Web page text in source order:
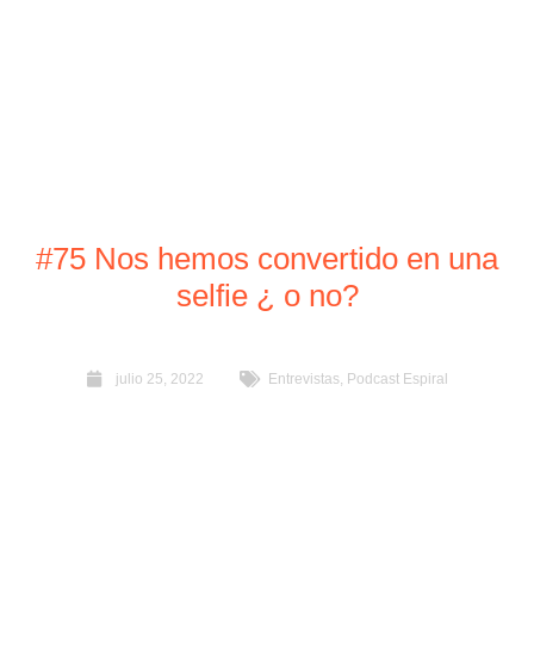
#75 Nos hemos convertido en una
selfie ¿ o no?
julio 25, 2022 Entrevistas, Podcast Espiral